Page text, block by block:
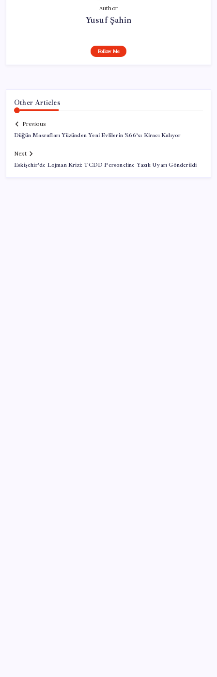
Author
Yusuf Şahin
Follow Me
Other Articles
Previous
Düğün Masrafları Yüzünden Yeni Evlilerin %66’sı Kiracı Kalıyor
Next
Eskişehir’de Lojman Krizi: TCDD Personeline Yazılı Uyarı Gönderildi